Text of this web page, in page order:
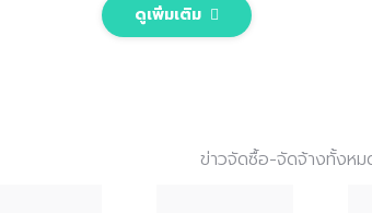
ดูเพิ่มเติม
ข่าวจัดซื้อ-จัดจ้างทั้งหม